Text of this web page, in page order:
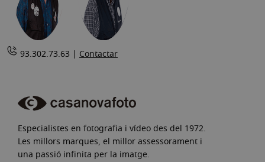
93.302.73.63 | Contactar
Especialistes en fotografia i vídeo des del 1972.
Les millors marques, el millor assessorament i
una passió infinita per la imatge.